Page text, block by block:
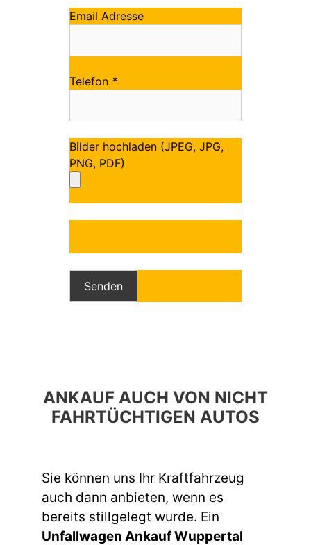
Email Adresse
Telefon *
Bilder hochladen (JPEG, JPG,
PNG, PDF)
ANKAUF AUCH VON NICHT
FAHRTÜCHTIGEN AUTOS
Sie können uns Ihr Kraftfahrzeug
auch dann anbieten, wenn es
bereits stillgelegt wurde. Ein
Unfallwagen Ankauf Wuppertal